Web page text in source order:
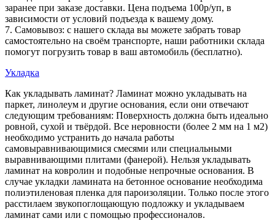
заранее при заказе доставки. Цена подъема 100р/уп, в
зависимости от условий подъезда к вашему дому.
7. Самовывоз: с нашего склада вы можете забрать товар
самостоятельно на своём транспорте, наши работники склада
помогут погрузить товар в ваш автомобиль (бесплатно).
Укладка
Как укладывать ламинат? Ламинат можно укладывать на
паркет, линолеум и другие основания, если они отвечают
следующим требованиям: Поверхность должна быть идеально
ровной, сухой и твёрдой. Все неровности (более 2 мм на 1 м2)
необходимо устранить до начала работы
самовыравнивающимися смесями или специальными
выравнивающими плитами (фанерой). Нельзя укладывать
ламинат на ковролин и подобные непрочные основания. В
случае укладки ламината на бетонное основание необходима
полиэтиленовая пленка для пароизоляции. Только после этого
расстилаем звукопоглощающую подложку и укладываем
ламинат сами или с помощью профессионалов.